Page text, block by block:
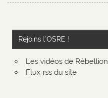
Rejoins l’OSRE !
Les vidéos de Rébellion
Flux rss du site